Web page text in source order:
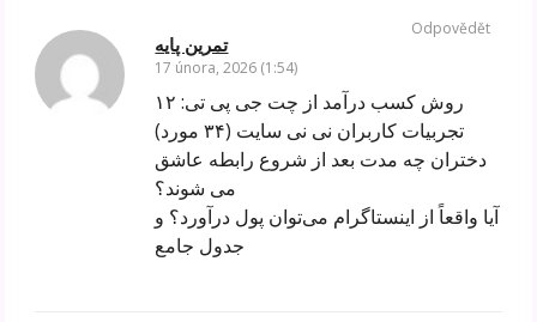
تمرین پایه
17 února, 2026 (1:54)
۱۲ روش کسب درآمد از چت جی پی تی:
تجربیات کاربران نی نی سایت (۳۴ مورد)
دختران چه مدت بعد از شروع رابطه عاشق
می شوند؟
آیا واقعاً از اینستاگرام می‌توان پول درآورد؟ و
جدول جامع
Odpovědět